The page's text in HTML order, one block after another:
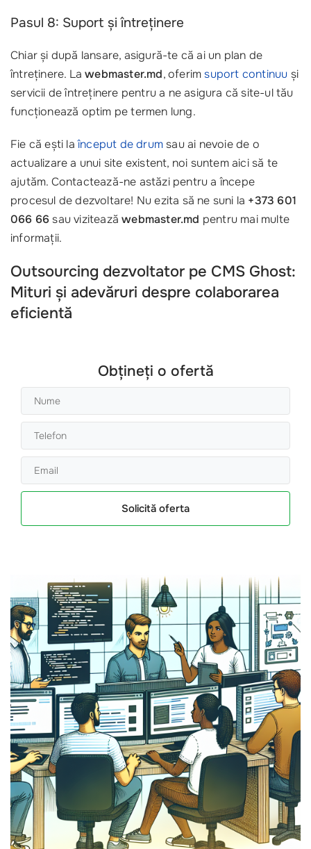
Pasul 8: Suport și întreținere
Chiar și după lansare, asigură-te că ai un plan de
întreținere. Lawebmaster.md, oferimsuport continuu și
servicii de întreținere pentru a ne asigura că site-ul tău
funcționează optim pe termen lung.
Fie că ești laînceput de drumsau ai nevoie de o
actualizare a unui site existent, noi suntem aici să te
ajutăm. Contactează-ne astăzi pentru a începe
procesul de dezvoltare! Nu ezita să ne suni la +373 601
066 66sau viziteazăwebmaster.md pentru mai multe
informații.
Outsourcing dezvoltator pe CMS Ghost:
Mituri și adevăruri despre colaborarea
eficientă
Obțineți o ofertă
Solicită oferta